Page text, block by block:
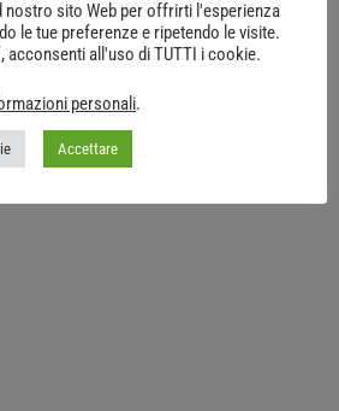
nostro sito Web per offrirti l'esperienza
le tue preferenze e ripetendo le visite.
acconsenti all'uso di TUTTI i cookie.
personali.
Accettare